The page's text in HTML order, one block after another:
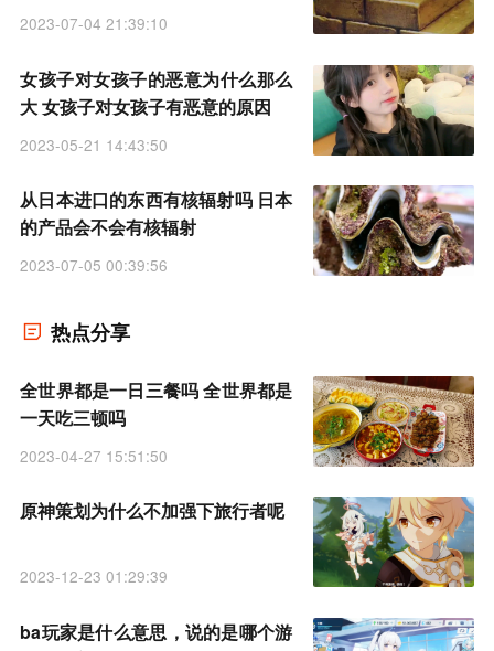
2023-07-04 21:39:10
女孩子对女孩子的恶意为什么那么
大 女孩子对女孩子有恶意的原因
2023-05-21 14:43:50
从日本进口的东西有核辐射吗 日本
的产品会不会有核辐射
2023-07-05 00:39:56
热点分享
全世界都是一日三餐吗 全世界都是
一天吃三顿吗
2023-04-27 15:51:50
原神策划为什么不加强下旅行者呢
2023-12-23 01:29:39
ba玩家是什么意思，说的是哪个游